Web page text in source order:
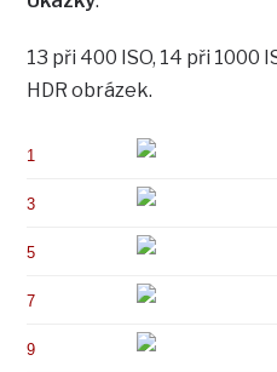
13 při 400 ISO, 14 při 1000
HDR obrázek.
1
3
5
7
9